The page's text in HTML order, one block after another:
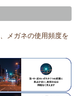
メガネの使用頻度を